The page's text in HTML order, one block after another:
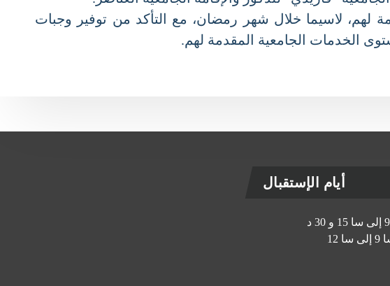
لاسيما خلال شهر رمضان، مع التأكد من توفير وجبات
الخدمات الجامعية المقدمة لهم.
أيام الإستقبال